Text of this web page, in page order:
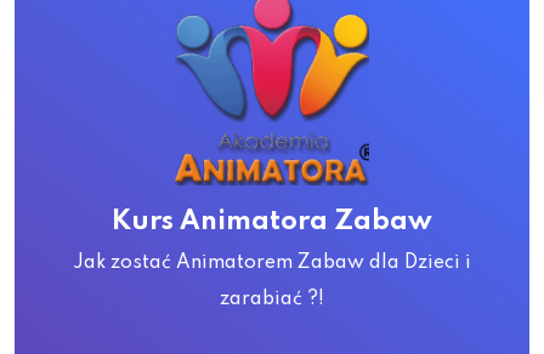
Kurs Animatora Zabaw
Jak zostać Animatorem Zabaw dla Dzieci i
zarabiać ?!